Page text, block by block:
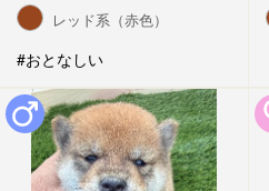
レッド系（赤色）
#おとなしい